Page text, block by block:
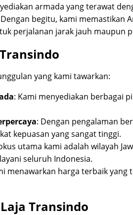
armada yang terawat
begitu, kami memastikan
perjalanan jarak jauh maupun
yang kami tawarkan:
: Kami menyediakan berbagai
: Dengan pengalaman
kepuasan yang sangat tinggi.
utama kami adalah wilayah
seluruh Indonesia.
menawarkan harga terbaik
Transindo